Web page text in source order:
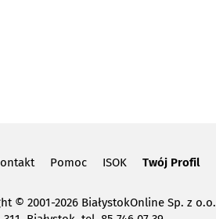
Pomoc ISOK Twój Profil
© 2001-2026 BiałystokOnline Sp. z o.o.